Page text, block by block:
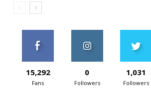
15,292
Fans
0
Followers
1,031
Followers